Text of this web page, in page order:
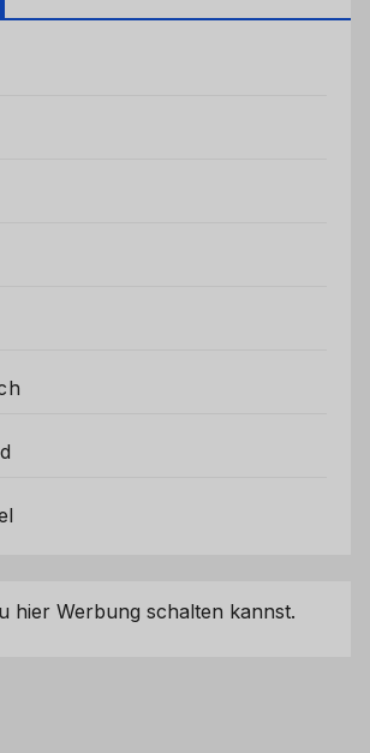
hier Werbung schalten kannst.